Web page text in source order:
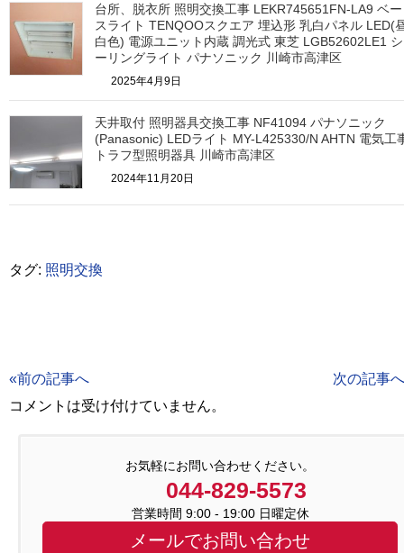
台所、脱衣所 照明交換工事 LEKR745651FN-LA9 ベー
スライト TENQOOスクエア 埋込形 乳白パネル LED(
白色) 電源ユニット内蔵 調光式 東芝 LGB52602LE1 シ
ーリングライト パナソニック 川崎市高津区
2025年4月9日
天井取付 照明器具交換工事 NF41094 パナソニック
(Panasonic) LEDライト MY-L425330/N AHTN 電気工
トラフ型照明器具 川崎市高津区
2024年11月20日
タグ: 照明交換
«前の記事へ
次の記事
コメントは受け付けていません。
お気軽にお問い合わせください。
044-829-5573
営業時間 9:00 - 19:00 日曜定休
メールでお問い合わせ